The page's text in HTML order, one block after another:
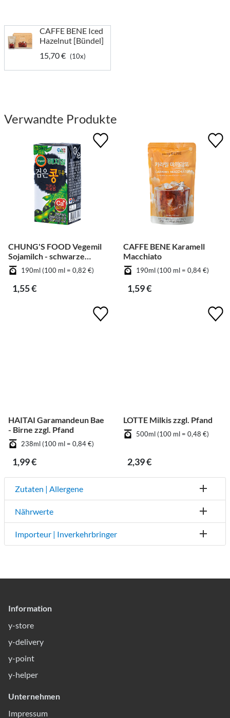
CAFFE BENE Iced
Hazelnut [Bündel]
15,70 € (10x)
Verwandte Produkte
CHUNG'S FOOD Vegemil
Sojamilch - schwarze
Bohnen190ml (100 ml = 0,82 €)
1,55 €
CAFFE BENE Karamell
Macchiato
190ml (100 ml = 0,84 €)
1,59 €
HAITAI Garamandeun Bae
- Birne zzgl. Pfand
238ml (100 ml = 0,84 €)
1,99 €
LOTTE Milkis zzgl. Pfand
500ml (100 ml = 0,48 €)
2,39 €
Zutaten | Allergene
Nährwerte
Importeur | Inverkehrbringer
Information
y-store
y-delivery
y-point
y-helper
Unternehmen
Impressum